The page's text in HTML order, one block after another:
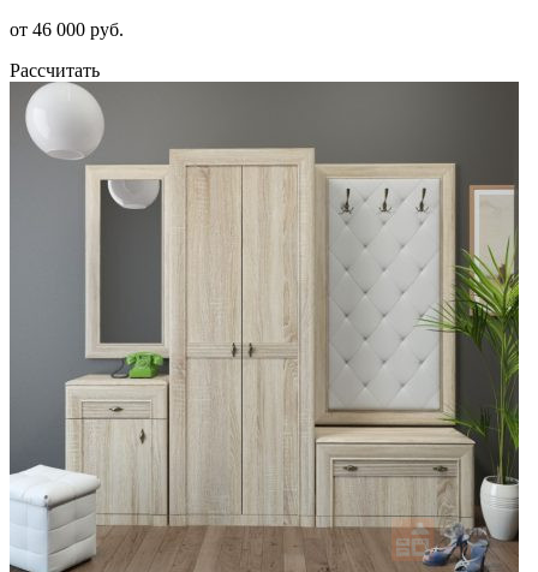
от 46 000 руб.
Рассчитать